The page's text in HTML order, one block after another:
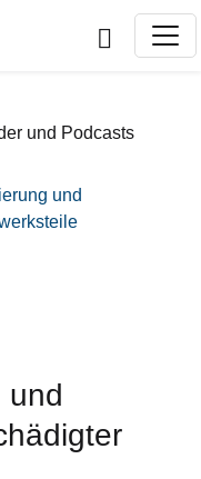
und Podcasts
und
und